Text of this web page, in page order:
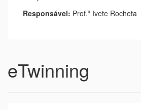
Responsável: Prof.ª Ivete Rocheta
eTwinning